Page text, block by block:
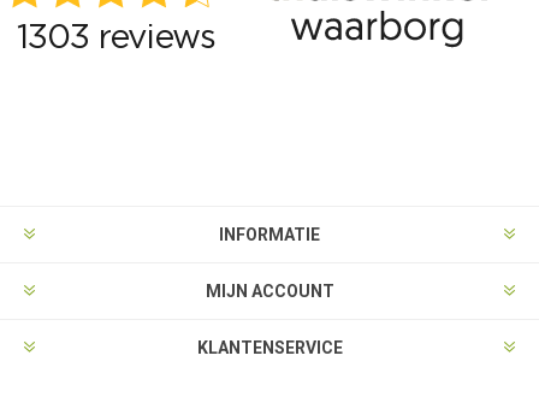
INFORMATIE
MIJN ACCOUNT
KLANTENSERVICE